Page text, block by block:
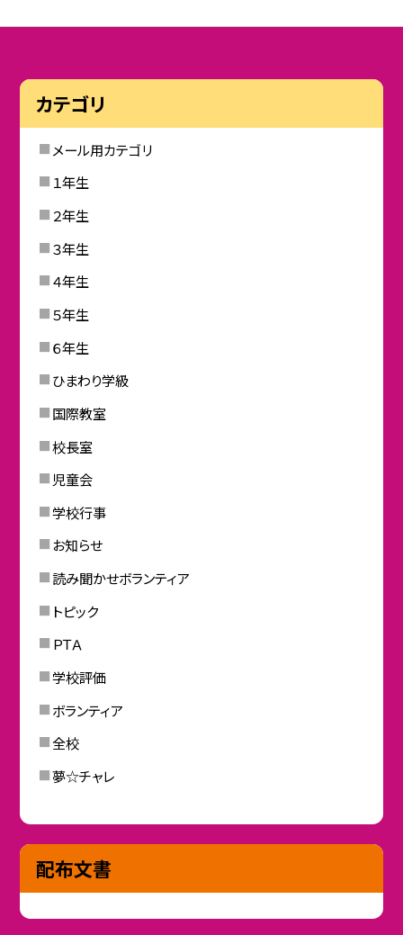
カテゴリ
メール用カテゴリ
１年生
２年生
３年生
４年生
５年生
６年生
ひまわり学級
国際教室
校長室
児童会
学校行事
お知らせ
読み聞かせボランティア
トピック
ＰＴＡ
学校評価
ボランティア
全校
夢☆チャレ
配布文書